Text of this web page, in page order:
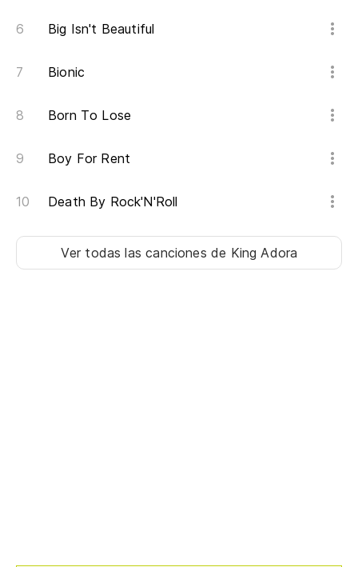
Big Isn't Beautiful
Bionic
Born To Lose
Boy For Rent
Death By Rock'N'Roll
Ver todas las canciones de King Adora